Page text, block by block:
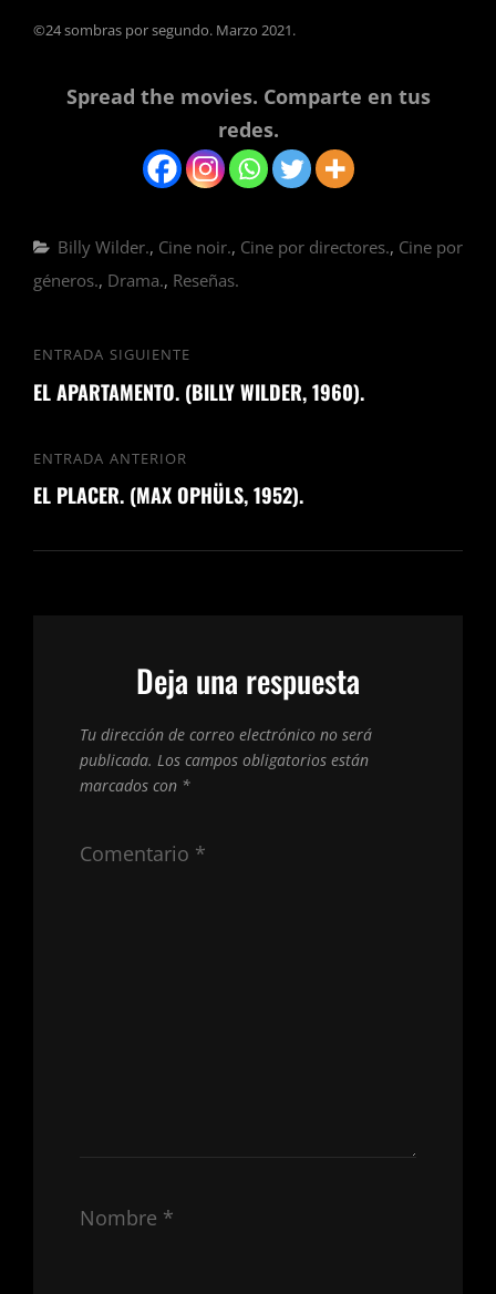
©24 sombras por segundo. Marzo 2021.
Spread the movies. Comparte en tus
redes.
Categorías
Billy Wilder., Cine noir., Cine por directores., Cine por
géneros., Drama., Reseñas.
Navegación
de
Entrada
anterior
ENTRADA ANTERIOR
EL PLACER. (MAX OPHÜLS, 1952).
Entrada
siguiente
ENTRADA SIGUIENTE
EL APARTAMENTO. (BILLY WILDER, 1960).
Deja una respuesta
Tu dirección de correo electrónico no será
publicada. Los campos obligatorios están
marcados con *
Comentario *
Nombre *